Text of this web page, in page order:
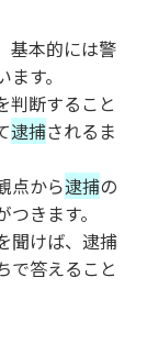
基本的には警
す。
判断すること
逮捕されるま
点から逮捕の
きます。
聞けば、逮捕
で答えること